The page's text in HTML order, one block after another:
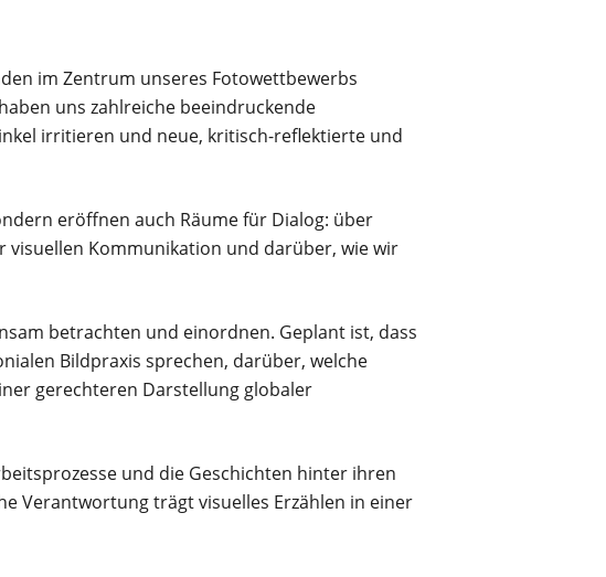
im Zentrum unseres Fotowettbewerbs
uns zahlreiche beeindruckende
irritieren und neue, kritisch-reflektierte und
eröffnen auch Räume für Dialog: über
Kommunikation und darüber, wie wir
betrachten und einordnen. Geplant ist, dass
Bildpraxis sprechen, darüber, welche
gerechteren Darstellung globaler
und die Geschichten hinter ihren
Verantwortung trägt visuelles Erzählen in einer